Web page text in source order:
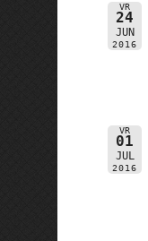
VR
24
JUN
2016
VR
01
JUL
2016